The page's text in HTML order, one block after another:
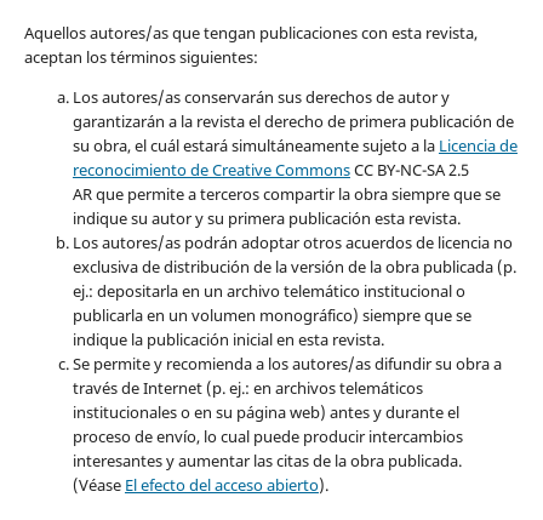
Aquellos autores/as que tengan publicaciones con esta revista,
aceptan los términos siguientes:
Los autores/as conservarán sus derechos de autor y
garantizarán a la revista el derecho de primera publicación de
su obra, el cuál estará simultáneamente sujeto a la Licencia de
reconocimiento de Creative CommonsCC BY-NC-SA 2.5
AR que permite a terceros compartir la obra siempre que se
indique su autor y su primera publicación esta revista.
Los autores/as podrán adoptar otros acuerdos de licencia no
exclusiva de distribución de la versión de la obra publicada (p.
ej.: depositarla en un archivo telemático institucional o
publicarla en un volumen monográfico) siempre que se
indique la publicación inicial en esta revista.
Se permite y recomienda a los autores/as difundir su obra a
través de Internet (p. ej.: en archivos telemáticos
institucionales o en su página web) antes y durante el
proceso de envío, lo cual puede producir intercambios
interesantes y aumentar las citas de la obra publicada.
(Véase El efecto del acceso abierto).